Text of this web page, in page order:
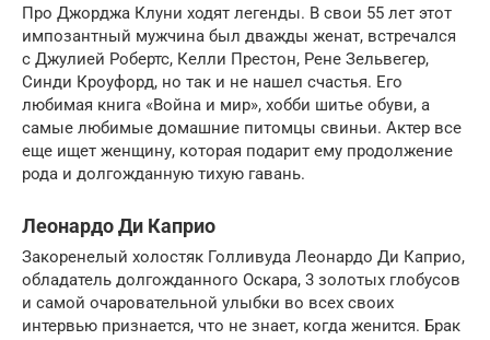
Про Джорджа Клуни ходят легенды. В свои 55 лет этот
импозантный мужчина был дважды женат, встречался
с Джулией Робертс, Келли Престон, Рене Зельвегер,
Синди Кроуфорд, но так и не нашел счастья. Его
любимая книга «Война и мир», хобби шитье обуви, а
самые любимые домашние питомцы свиньи. Актер все
еще ищет женщину, которая подарит ему продолжение
рода и долгожданную тихую гавань.
Леонардо Ди Каприо
Закоренелый холостяк Голливуда Леонардо Ди Каприо,
обладатель долгожданного Оскара, 3 золотых глобусов
и самой очаровательной улыбки во всех своих
интервью признается, что не знает, когда женится. Брак